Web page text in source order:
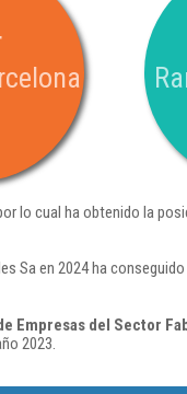
lo cual ha obtenido la
Sa en 2024 ha
Empresas del Sector
2023.